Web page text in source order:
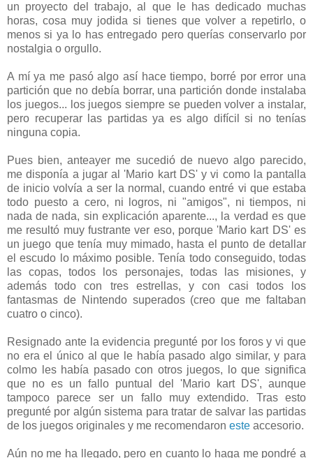
un proyecto del trabajo, al que le has dedicado muchas
horas, cosa muy jodida si tienes que volver a repetirlo, o
menos si ya lo has entregado pero querías conservarlo por
nostalgia o orgullo.
A mí ya me pasó algo así hace tiempo, borré por error una
partición que no debía borrar, una partición donde instalaba
los juegos... los juegos siempre se pueden volver a instalar,
pero recuperar las partidas ya es algo difícil si no tenías
ninguna copia.
Pues bien, anteayer me sucedió de nuevo algo parecido,
me disponía a jugar al 'Mario kart DS' y vi como la pantalla
de inicio volvía a ser la normal, cuando entré vi que estaba
todo puesto a cero, ni logros, ni "amigos", ni tiempos, ni
nada de nada, sin explicación aparente..., la verdad es que
me resultó muy fustrante ver eso, porque 'Mario kart DS' es
un juego que tenía muy mimado, hasta el punto de detallar
el escudo lo máximo posible. Tenía todo conseguido, todas
las copas, todos los personajes, todas las misiones, y
además todo con tres estrellas, y con casi todos los
fantasmas de Nintendo superados (creo que me faltaban
cuatro o cinco).
Resignado ante la evidencia pregunté por los foros y vi que
no era el único al que le había pasado algo similar, y para
colmo les había pasado con otros juegos, lo que significa
que no es un fallo puntual del 'Mario kart DS', aunque
tampoco parece ser un fallo muy extendido. Tras esto
pregunté por algún sistema para tratar de salvar las partidas
de los juegos originales y me recomendaron este accesorio.
Aún no me ha llegado, pero en cuanto lo haga me pondré a